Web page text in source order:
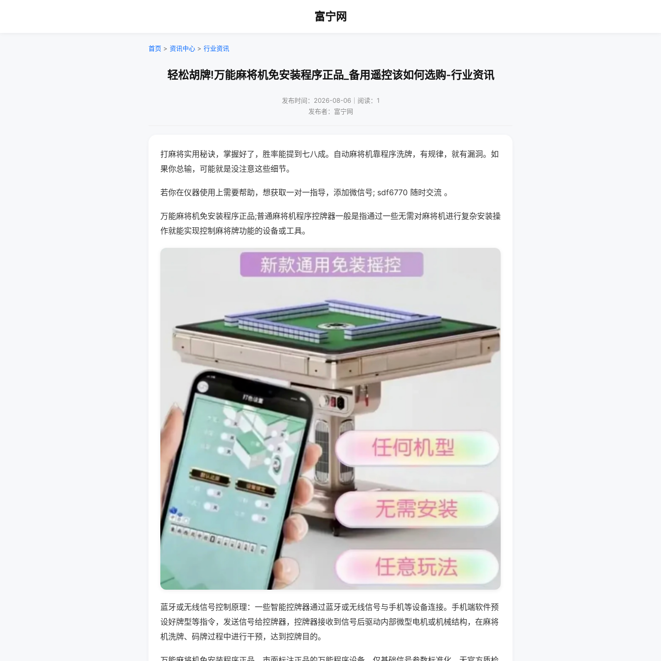
富宁网
首页 > 资讯中心 > 行业资讯
轻松胡牌!万能麻将机免安装程序正品_备用遥控该如何选购-行业资讯
发布时间：2026-08-06｜阅读：1
发布者：富宁网
打麻将实用秘诀，掌握好了，胜率能提到七八成。自动麻将机靠程序洗牌，有规律，就有漏洞。如
果你总输，可能就是没注意这些细节。
若你在仪器使用上需要帮助，想获取一对一指导，添加微信号; sdf6770 随时交流 。
万能麻将机免安装程序正品;普通麻将机程序控牌器一般是指通过一些无需对麻将机进行复杂安装操
作就能实现控制麻将牌功能的设备或工具。
蓝牙或无线信号控制原理：一些智能控牌器通过蓝牙或无线信号与手机等设备连接。手机端软件预
设好牌型等指令，发送信号给控牌器，控牌器接收到信号后驱动内部微型电机或机械结构，在麻将
机洗牌、码牌过程中进行干预，达到控牌目的。